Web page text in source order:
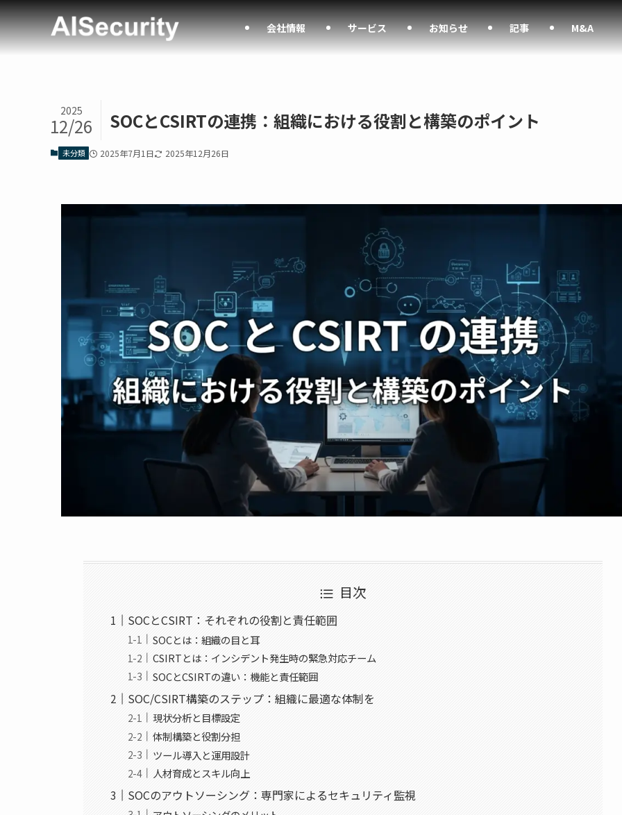
会社情報 サービス お知らせ 記事 M&A
SOCとCSIRTの連携：組織における役割と構築のポイント
2025
12/26
未分類 2025年7月1日 2025年12月26日
目次
SOCとCSIRT：それぞれの役割と責任範囲
SOCとは：組織の目と耳
CSIRTとは：インシデント発生時の緊急対応チーム
SOCとCSIRTの違い：機能と責任範囲
SOC/CSIRT構築のステップ：組織に最適な体制を
現状分析と目標設定
体制構築と役割分担
ツール導入と運用設計
人材育成とスキル向上
SOCのアウトソーシング：専門家によるセキュリティ監視